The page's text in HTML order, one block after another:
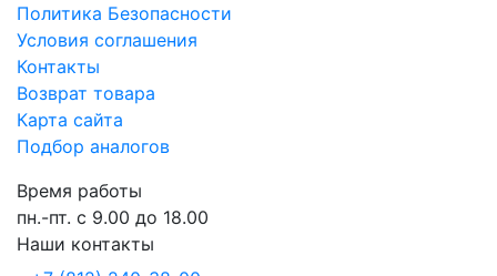
Политика Безопасности
Условия соглашения
Контакты
Возврат товара
Карта сайта
Подбор аналогов
Время работы
пн.-пт. с 9.00 до 18.00
Наши контакты